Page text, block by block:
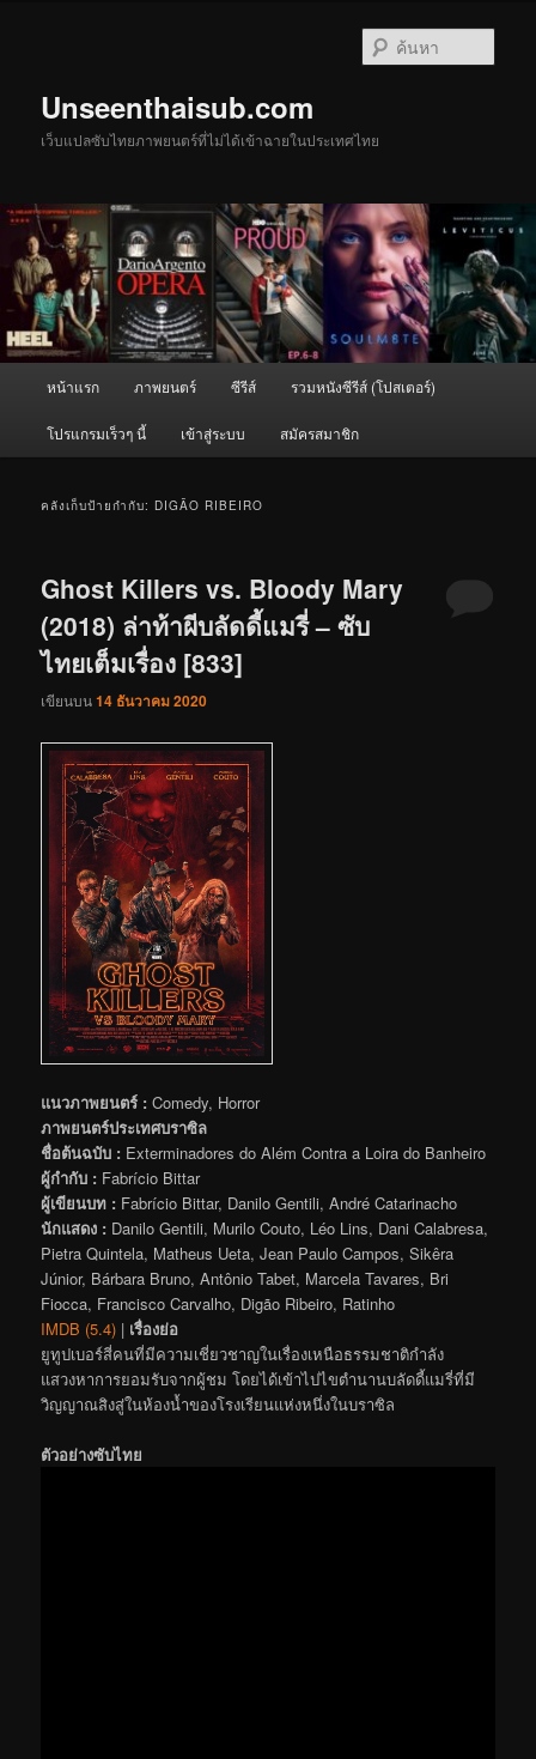
Unseenthaisub.com
เว็บแปลซับไทยภาพยนตร์ที่ไม่ได้เข้าฉายในประเทศไทย
หน้าแรก ภาพยนตร์ ซีรีส์ รวมหนังซีรีส์ (โปสเตอร์)
โปรแกรมเร็วๆ นี้ เข้าสู่ระบบ สมัครสมาชิก
คลังเก็บป้ายกำกับ: DIGÃO RIBEIRO
Ghost Killers vs. Bloody Mary
(2018) ล่าท้าผีบลัดดี้แมรี่ – ซับ
ไทยเต็มเรื่อง [833]
เขียนบน14 ธันวาคม 2020
แนวภาพยนตร์ : Comedy, Horror
ภาพยนตร์ประเทศบราซิล
ชื่อต้นฉบับ : Exterminadores do Além Contra a Loira do Banheiro
ผู้กำกับ : Fabrício Bittar
ผู้เขียนบท : Fabrício Bittar, Danilo Gentili, André Catarinacho
นักแสดง : Danilo Gentili, Murilo Couto, Léo Lins, Dani Calabresa,
Pietra Quintela, Matheus Ueta, Jean Paulo Campos, Sikêra
Júnior, Bárbara Bruno, Antônio Tabet, Marcela Tavares, Bri
Fiocca, Francisco Carvalho, Digão Ribeiro, Ratinho
IMDB (5.4) | เรื่องย่อ
ยูทูปเบอร์สี่คนที่มีความเชี่ยวชาญในเรื่องเหนือธรรมชาติกำลัง
แสวงหาการยอมรับจากผู้ชม โดยได้เข้าไปไขตำนานบลัดดี้แมรี่ที่มี
วิญญาณสิงสู่ในห้องน้ำของโรงเรียนแห่งหนึ่งในบราซิล
ตัวอย่างซับไทย